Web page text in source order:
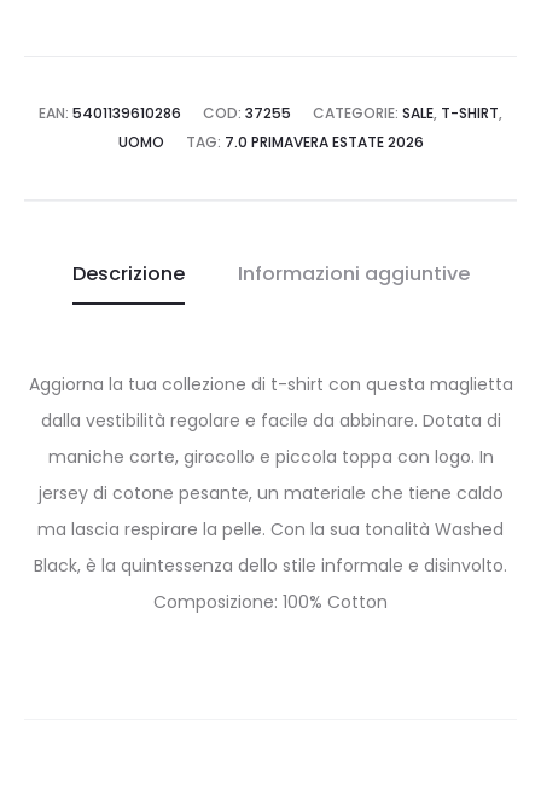
EAN: 5401139610286 COD: 37255 CATEGORIE: SALE, T-SHIRT,
UOMO
TAG: 7.0 PRIMAVERA ESTATE 2026
Descrizione Informazioni aggiuntive
Aggiorna la tua collezione di t-shirt con questa maglietta
dalla vestibilità regolare e facile da abbinare. Dotata di
maniche corte, girocollo e piccola toppa con logo. In
jersey di cotone pesante, un materiale che tiene caldo
ma lascia respirare la pelle. Con la sua tonalità Washed
Black, è la quintessenza dello stile informale e disinvolto.
Composizione: 100% Cotton